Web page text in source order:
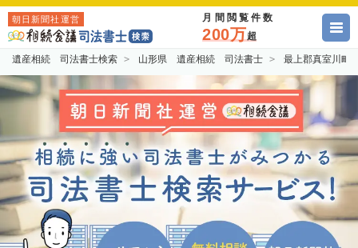
朝日新聞社運営 月間閲覧件数
200万超
遺産相続 司法書士検索 山形県 遺産相続 司法書士 最上郡真室川